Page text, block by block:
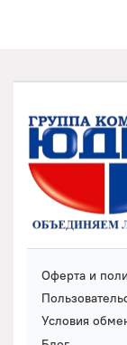
Оферта и
Условия